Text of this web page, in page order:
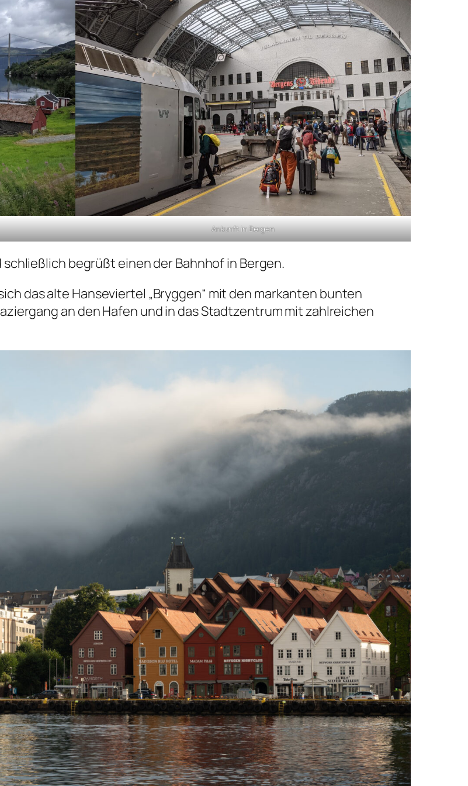
Ankunft in Bergen
begrüßt einen der Bahnhof in Bergen.
das alte Hanseviertel „Bryggen“ mit den markanten bunten
an den Hafen und in das Stadtzentrum mit zahlreichen